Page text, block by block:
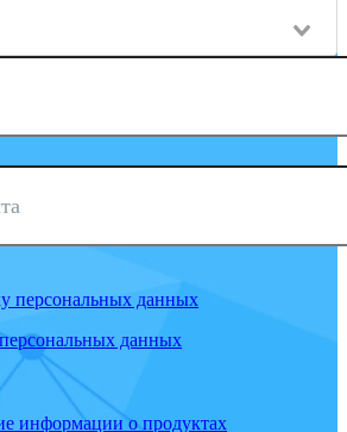
персональных данных
данных
информации о продуктах